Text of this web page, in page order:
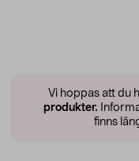
Vi hoppas att du
produkter.
finns